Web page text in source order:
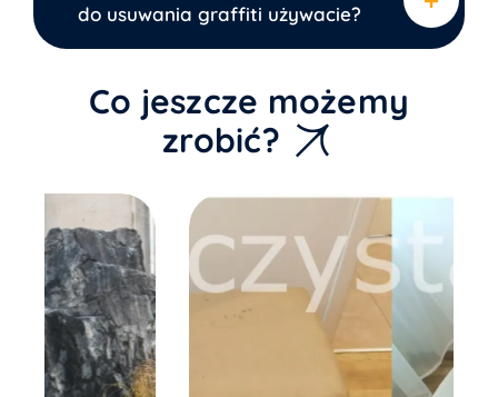
do usuwania graffiti używacie?
Co jeszcze możemy
zrobić?